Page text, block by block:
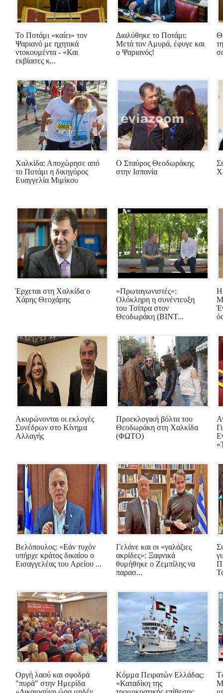
Το Ποτάμι «καίει» τον
Ψαριανό με ηχητικά
ντοκουμέντα - «Και
εκβίασες κ...
Διαλύθηκε το Ποτάμι:
Μετά τον Αμυρά, έφυγε και
ο Ψαριανός!
Χαλκίδα: Αποχώρησε από
το Ποτάμι η δικηγόρος
Ευαγγελία Μιμίκου
Ο Σταύρος Θεοδωράκης
στην Ισπανία
Έρχεται στη Χαλκίδα ο
Χάρης Θεοχάρης
«Πρωταγωνιστές»:
Ολόκληρη η συνέντευξη
του Τσίπρα στον
Θεοδωράκη (ΒΙΝΤ...
Η
Ακυρώνονται οι εκλογές
Συνέδρων στο Κίνημα
Αλλαγής
Προεκλογική βόλτα του
Θεοδωράκη στη Χαλκίδα
(ΦΩΤΟ)
Βελόπουλος: «Εάν τυχόν
υπήρχε κράτος δικαίου ο
Εισαγγελέας του Αρείου ...
Γελάνε και οι «γαλάζιες
ακρίδες»: Ξαφνικά
θυμήθηκε ο Ζεμπίλης να
παρασ...
Οργή λαού και σφοδρά
"πυρά" στην Ημερίδα
Κόμμα Πειρατών Ελλάδας:
«Καταδίκη της